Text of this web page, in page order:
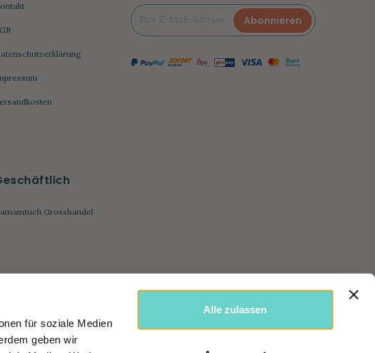
für soziale Medien
geben wir
Alle zulassen
Grosshandel
Abonnieren